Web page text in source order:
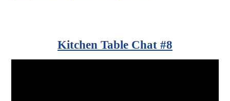
Kitchen Table Chat #8